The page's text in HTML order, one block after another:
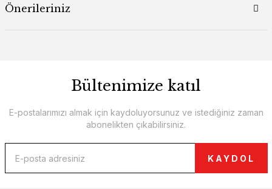
Önerileriniz
Bültenimize katıl
E-postalarımızı almak için kaydoluyorsunuz ve istediğiniz zaman
abonelikten çıkabilirsiniz.
KAYDOL